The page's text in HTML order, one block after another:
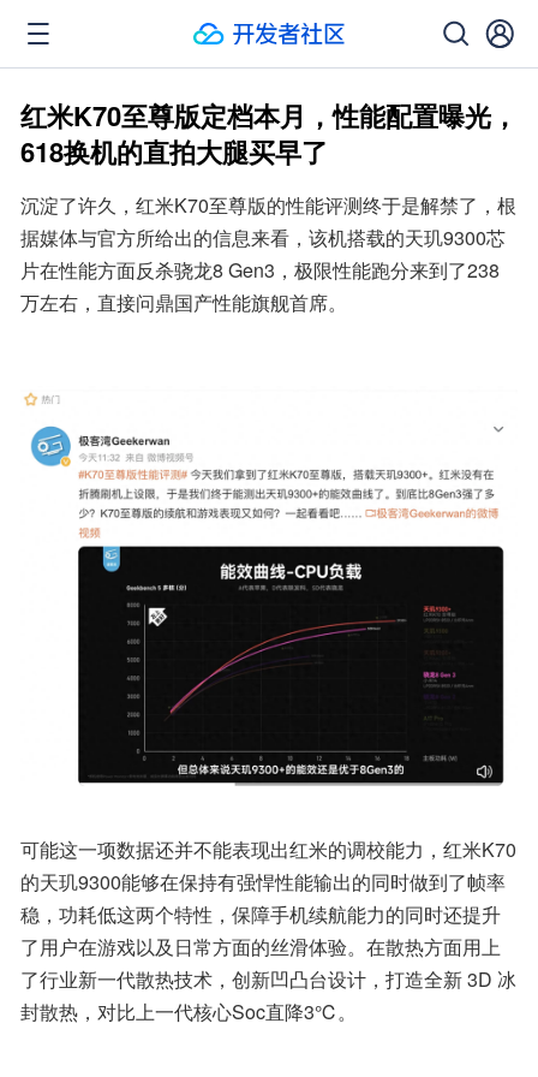
红米K70至尊版定档本月，性能配置曝光，
618换机的直拍大腿买早了
沉淀了许久，红米K70至尊版的性能评测终于是解禁了，根
据媒体与官方所给出的信息来看，该机搭载的天玑9300芯
片在性能方面反杀骁龙8 Gen3，极限性能跑分来到了238
万左右，直接问鼎国产性能旗舰首席。
可能这一项数据还并不能表现出红米的调校能力，红米K70
的天玑9300能够在保持有强悍性能输出的同时做到了帧率
稳，功耗低这两个特性，保障手机续航能力的同时还提升
了用户在游戏以及日常方面的丝滑体验。在散热方面用上
了行业新一代散热技术，创新凹凸台设计，打造全新 3D 冰
封散热，对比上一代核心Soc直降3℃。